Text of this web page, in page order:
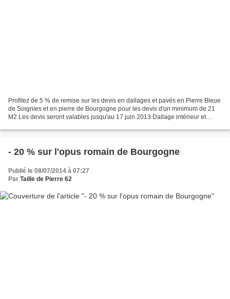
Profitez de 5 % de remise sur les devis en dallages et pavés en Pierre Bleue
de Soignies et en pierre de Bourgogne pour les devis d'un minimum de 21
M2 Les devis seront valables jusqu'au 17 juin 2013 Dallage intérieur et
- 20 % sur l'opus romain de Bourgogne
Publié le 08/07/2014 à 07:27
Par Taille de Pierre 62